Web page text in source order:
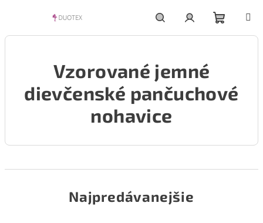
HľadaťPrihlásenie
Vzorované jemné
dievčenské pančuchové
nohavice
Najpredávanejšie